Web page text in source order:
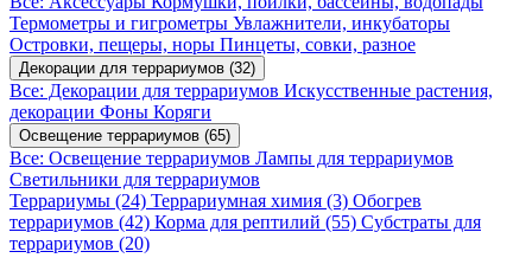
Термометры и гигрометры Увлажнители, инкубаторы
Островки, пещеры, норы Пинцеты, совки, разное
Декорации для террариумов (32)
Все: Декорации для террариумов Искусственные растения,
декорации Фоны Коряги
Освещение террариумов (65)
Все: Освещение террариумов Лампы для террариумов
Светильники для террариумов
Террариумы (24) Террариумная химия (3) Обогрев
террариумов (42) Корма для рептилий (55) Субстраты для
террариумов (20)